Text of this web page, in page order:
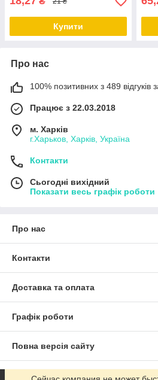
Купити
Про нас
100% позитивних з 489 відгуків
Працює з 22.03.2018
м. Харків
г.Харьков, Харків, Україна
Контакти
Сьогодні вихідний
Показати весь графік роботи
Про нас
Контакти
Доставка та оплата
Графік роботи
Повна версія сайту
Сайт створено на маркетплейсі